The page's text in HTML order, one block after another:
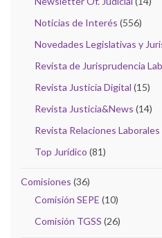
Noticias de Interés (556)
Novedades Legislativas y
Revista de Jurisprudencia
Revista Justicia Digital (15)
Revista Justicia&News (14)
Revista Relaciones Laborales
Top Jurídico (81)
Comisiones (36)
Comisión SEPE (10)
Comisión TGSS (26)